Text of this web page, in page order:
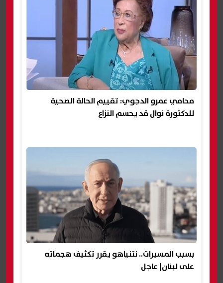
محامي عمرو الدجوي: تقييم الحالة الصحية
للدكتورة نوال قد يحسم النزاع
بسبب المسيرات.. نتنياهو يقرر تكثيف هجماته
على لبنان| عاجل